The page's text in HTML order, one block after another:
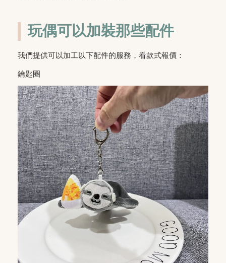
玩偶可以加裝那些配件
我們提供可以加工以下配件的服務，看款式報價：
鑰匙圈